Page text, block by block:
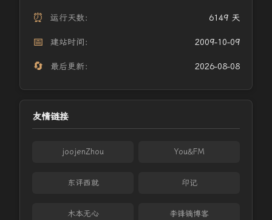
⏰ 运行天数： 6149 天
📅 建站时间： 2009-10-09
🔄 最后更新： 2026-08-08
友情链接
joojenZhou You&FM
东评西就 印记
木本无心 李锋镝博客